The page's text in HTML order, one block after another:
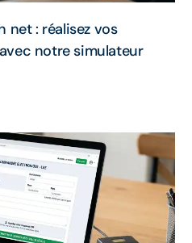
net : réalisez vos
notre simulateur